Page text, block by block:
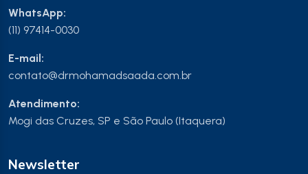
WhatsApp:
(11) 97414-0030
E-mail:
contato@drmohamadsaada.com.br
Atendimento:
Mogi das Cruzes, SP e São Paulo (Itaquera)
Newsletter